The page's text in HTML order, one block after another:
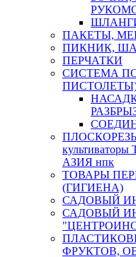
ПАКЕТЫ,
ПИКНИК,
ПЕРЧАТКИ
СИСТЕМА
ПЛОСКОРЕЗЫ
АЗИЯ нпк
ТОВАРЫ
(ГИГИЕНА)
САДОВЫЙ
САДОВЫЙ
ФРУКТОВ,